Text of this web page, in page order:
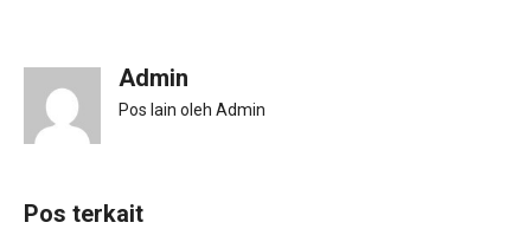
Admin
Pos lain oleh Admin
Pos terkait